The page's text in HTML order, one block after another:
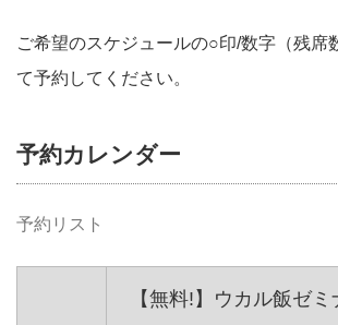
ご希望のスケジュールの○印/数字（残席
て予約してください。
予約カレンダー
予約リスト
【無料!】ウカル飯ゼ